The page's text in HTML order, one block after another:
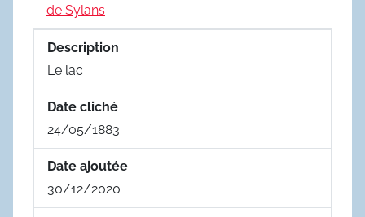
de Sylans
Description
Le lac
Date cliché
24/05/1883
Date ajoutée
30/12/2020